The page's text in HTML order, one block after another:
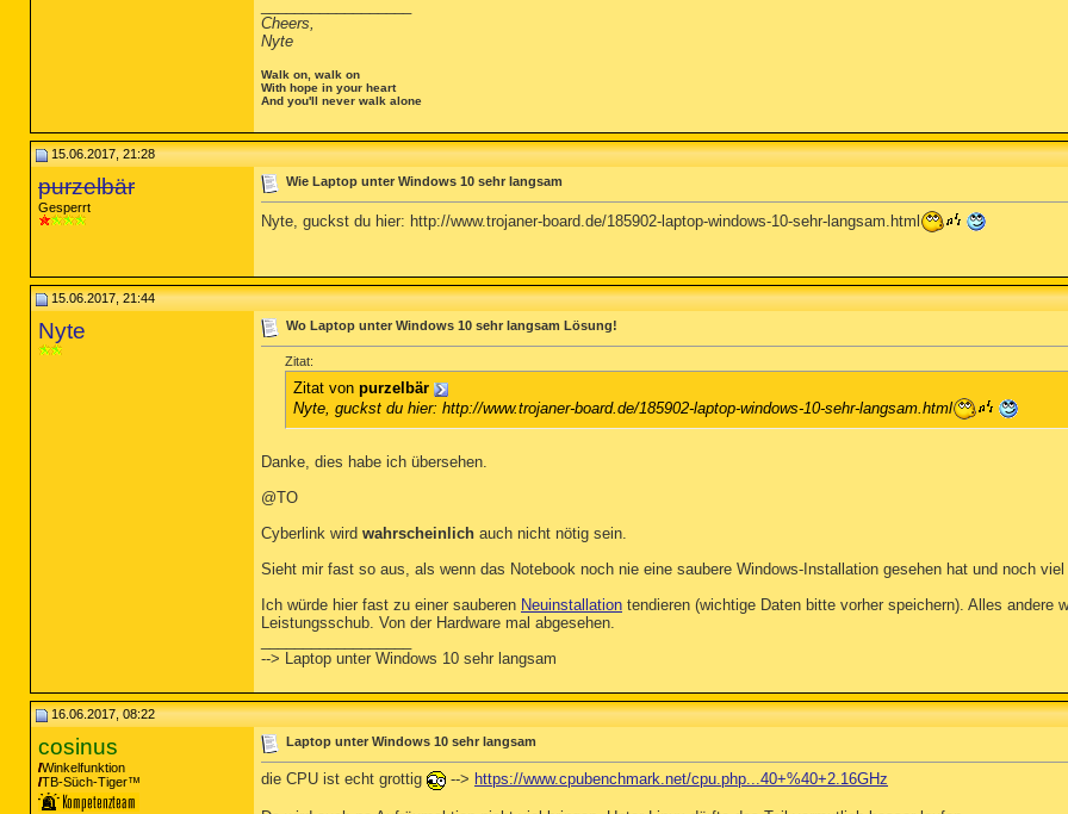
Cheers,
Nyte
Walk on, walk on
With hope in your heart
And you'll never walk alone
15.06.2017, 21:28
purzelbär
Gesperrt
Wie Laptop unter Windows 10 sehr langsam
Nyte, guckst du hier: http://www.trojaner-board.de/185902-laptop-windows-10-sehr-langsam.html
15.06.2017, 21:44
Nyte Wo Laptop unter Windows 10 sehr langsam Lösung!
Zitat:
Zitat von purzelbär
Nyte, guckst du hier: http://www.trojaner-board.de/185902-laptop-windows-10-sehr-langsam.html
Danke, dies habe ich übersehen.
@TO
Cyberlink wird wahrscheinlich auch nicht nötig sein.
Sieht mir fast so aus, als wenn das Notebook noch nie eine saubere Windows-Installation gesehen hat und noch
Ich würde hier fast zu einer sauberen Neuinstallation tendieren (wichtige Daten bitte vorher speichern). Alles
Leistungsschub. Von der Hardware mal abgesehen.
--> Laptop unter Windows 10 sehr langsam
16.06.2017, 08:22
cosinus
Winkelfunktion
TB-Süch-Tiger™
Laptop unter Windows 10 sehr langsam
die CPU ist echt grottig --> https://www.cpubenchmark.net/cpu.php...40+%40+2.16GHz